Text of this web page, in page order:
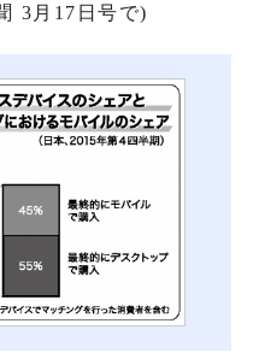
3月17日号で)